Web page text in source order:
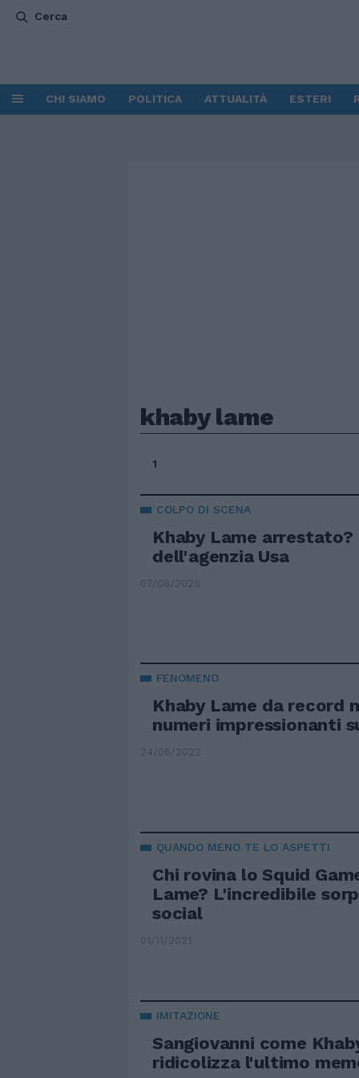
Cerca
CHI SIAMO POLITICA ATTUALITÀ ESTERI
khaby lame
1
COLPO DI SCENA
Khaby Lame
dell'agenzia Usa
07/06/2025
FENOMENO
Khaby Lame da record
numeri impressionanti
24/06/2022
QUANDO MENO TE LO ASPETTI
Chi rovina lo Squid
Lame? L'incredibile
social
01/11/2021
IMITAZIONE
Sangiovanni come
ridicolizza l'ultimo